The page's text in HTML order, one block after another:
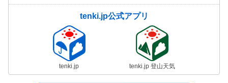
tenki.jp公式アプリ
tenki.jp tenki.jp 登山天気